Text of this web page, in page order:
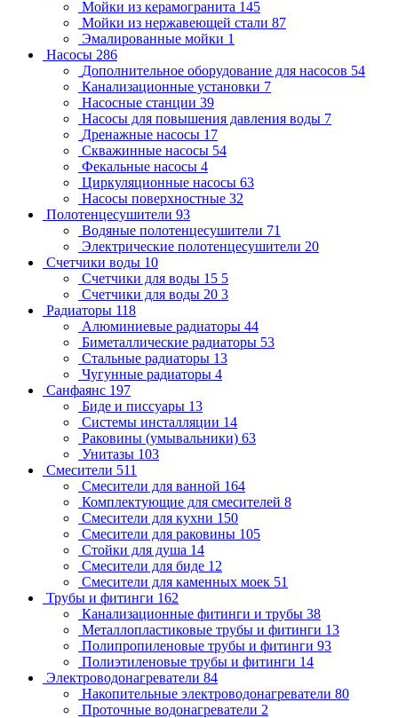
Мойки из керамогранита 145
Мойки из нержавеющей стали 87
Эмалированные мойки 1
Насосы 286
Дополнительное оборудование для насосов 54
Канализационные установки 7
Насосные станции 39
Насосы для повышения давления воды 7
Дренажные насосы 17
Скважинные насосы 54
Фекальные насосы 4
Циркуляционные насосы 63
Насосы поверхностные 32
Полотенцесушители 93
Водяные полотенцесушители 71
Электрические полотенцесушители 20
Счетчики воды 10
Счетчики для воды 15 5
Счетчики для воды 20 3
Радиаторы 118
Алюминиевые радиаторы 44
Биметаллические радиаторы 53
Стальные радиаторы 13
Чугунные радиаторы 4
Санфаянс 197
Биде и писсуары 13
Системы инсталляции 14
Раковины (умывальники) 63
Унитазы 103
Смесители 511
Смесители для ванной 164
Комплектующие для смесителей 8
Смесители для кухни 150
Смесители для раковины 105
Стойки для душа 14
Смесители для биде 12
Смесители для каменных моек 51
Трубы и фитинги 162
Канализационные фитинги и трубы 38
Металлопластиковые трубы и фитинги 13
Полипропиленовые трубы и фитинги 93
Полиэтиленовые трубы и фитинги 14
Электроводонагреватели 84
Накопительные электроводонагреватели 80
Проточные водонагреватели 2